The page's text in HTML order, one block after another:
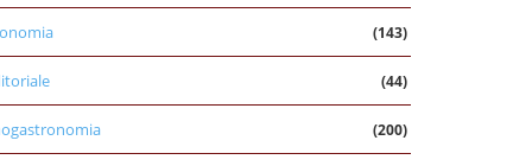
(143)
(44)
(200)